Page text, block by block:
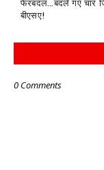
फेरबदल...बदले गए चार
बीएसए!
0 Comments